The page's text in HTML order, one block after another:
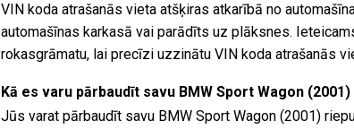
VIN koda atrašanās vieta atšķiras atkarībā no
automašīnas karkasā vai parādīts uz plāksnes.
rokasgrāmatu, lai precīzi uzzinātu VIN koda atrašanās
Kā es varu pārbaudīt savu BMW Sport Wagon
Jūs varat pārbaudīt savu BMW Sport Wagon (2001)